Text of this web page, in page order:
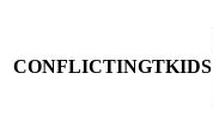
CONFLICTINGTKIDS